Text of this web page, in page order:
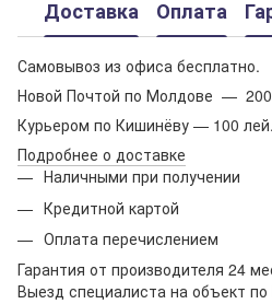
Доставка Оплата
Самовывоз из офиса бесплатно.
Новой Почтой по Молдове —
Курьером по Кишинёву — 100 лей.
Подробнее о доставке
Наличными при получении
Кредитной картой
Оплата перечислением
Гарантия от производителя 24
Выезд специалиста на объект